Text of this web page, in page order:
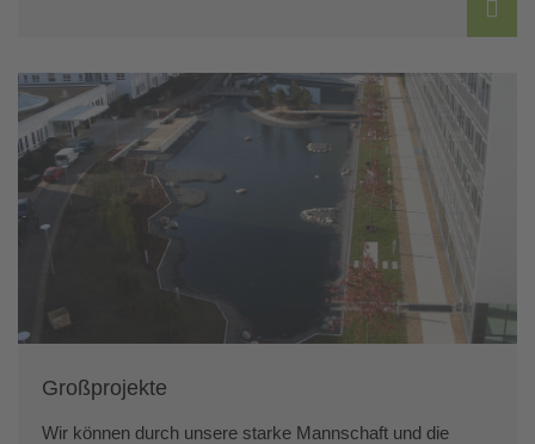
Großprojekte
Wir können durch unsere starke Mannschaft und die